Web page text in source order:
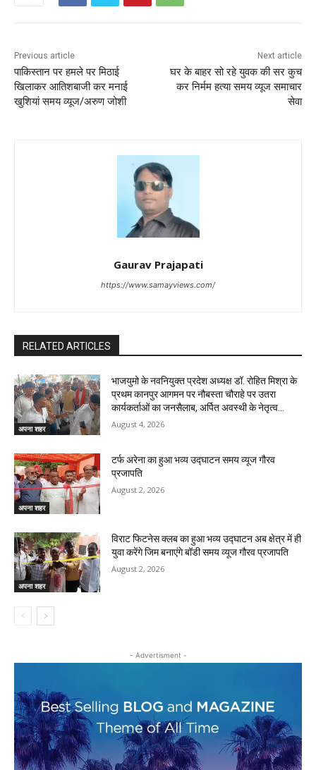
Previous article
पाकिस्तान पर हमले पर मिठाई
खिलाकर आतिशबाजी कर मनाई
खुशियां समय व्यूज/अरुण जोशी
Next article
घर के बाहर सो रहे युवक की सर कुच
कर निर्मम हत्या समय व्यूज समाचार
सेवा
Gaurav Prajapati
https://www.samayviews.com/
RELATED ARTICLES
अपना शहर
भाजयुमो के नवनियुक्त प्रदेश अध्यक्ष डॉ. रोहित मिश्रा के
प्रथम कानपुर आगमन पर नौबस्ता चौराहे पर उतरा
कार्यकर्ताओं का जनसैलाब, अर्पित अवस्थी के नेतृत्व...
August 4, 2026
अपना शहर
टर्फ अरेना का हुआ भव्य उद्घाटन समय व्यूज गौरव
प्रजापति
August 2, 2026
अपना शहर
विराट फिटनेस क्लब का हुआ भव्य उद्घाटन अब क्षेत्र में ही
युवा करेंगे जिम बनाएंगे बॉडी समय व्यूज गौरव प्रजापति
August 2, 2026
- Advertisment -